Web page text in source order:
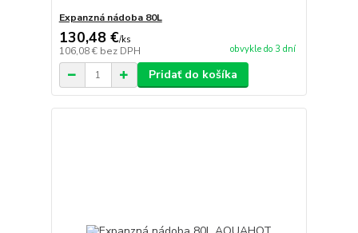
Expanzná nádoba 80L
130,48 €/ks
106,08 € bez DPH obvykle do 3 dní
Pridať do košíka